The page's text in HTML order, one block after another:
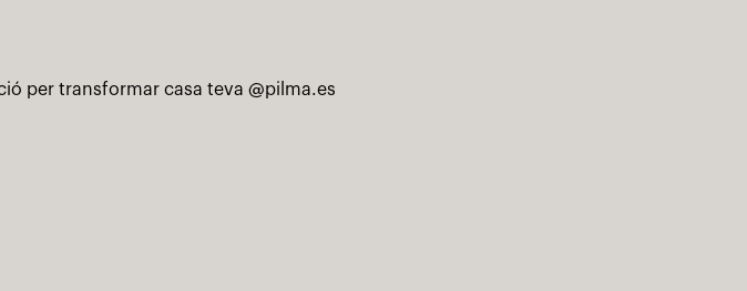
per transformar casa teva @pilma.es